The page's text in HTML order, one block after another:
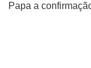
Papa a